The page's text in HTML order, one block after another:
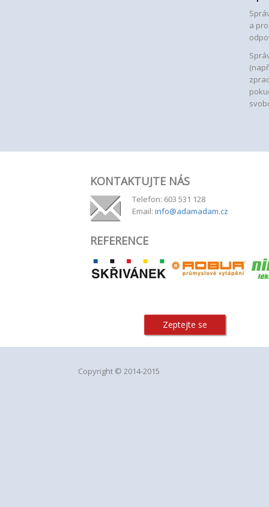
a
KONTAKTUJTE NÁS
Telefon: 603 531 128
Email: info@adamadam.cz
REFERENCE
Zeptejte se
Copyright © 2014-2015